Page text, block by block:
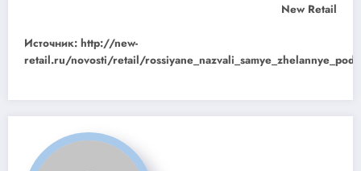
New Retail
Источник: http://new-
retail.ru/novosti/retail/